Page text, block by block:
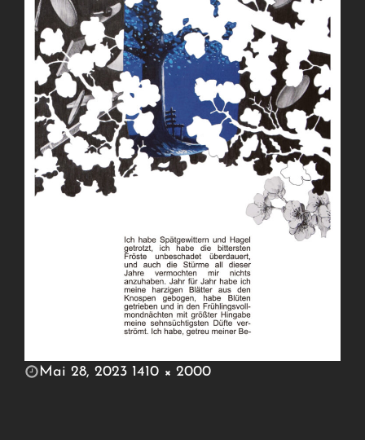
POSTED
Mai 28, 2023 1410 × 2000